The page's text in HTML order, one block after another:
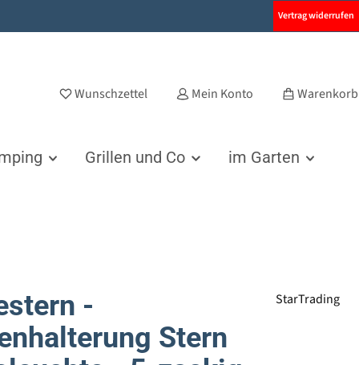
Vertrag widerrufen
Wunschzettel Mein Konto Warenkorb
Grillen und Co im Garten
-
Stern
StarTrading